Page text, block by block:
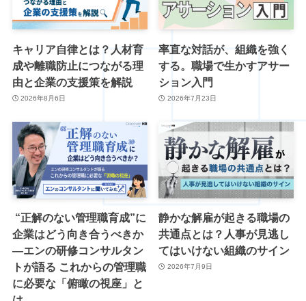
キャリア自律とは？人材育
成や離職防止につながる理
由と企業の支援策を解説
2026年8月6日
率直な対話が、組織を強く
する。職場で生かすアサー
ション入門
2026年7月23日
“正解のない管理職育成”に
企業はどう向き合うべきか
―エンの研修コンサルタン
トが語る これからの管理職
に必要な「俯瞰の視座」と
静かな解雇が起きる職場の
共通点とは？人事が見逃し
てはいけない組織のサイン
2026年7月9日